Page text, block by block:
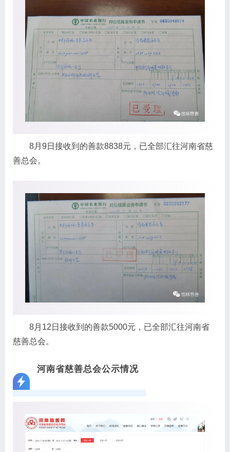
8月9日接收到的善款8838元，已全部汇往河南省慈
善总会。
8月12日接收到的善款5000元，已全部汇往河南省
慈善总会。
河南省慈善总会公示情况